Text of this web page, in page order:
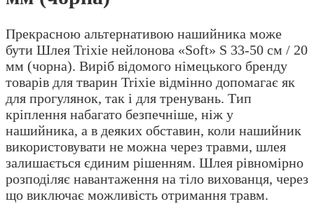
Прекрасною альтернативою нашийника може
бути Шлея Trixie нейлонова «Soft» S 33-50 см / 20
мм (чорна). Виріб відомого німецького бренду
товарів для тварин Trixie відмінно допомагає як
для прогулянок, так і для тренувань. Тип
кріплення набагато безпечніше, ніж у
нашийника, а в деяких обставин, коли нашийник
використовувати не можна через травми, шлея
залишається єдиним рішенням. Шлея рівномірно
розподіляє навантаження на тіло вихованця, через
що виключає можливість отримання травм.